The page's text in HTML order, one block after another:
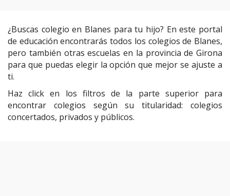
¿Buscas colegio en Blanes para tu hijo? En este portal
de educación encontrarás todos los colegios de Blanes,
pero también otras escuelas en la provincia de Girona
para que puedas elegir la opción que mejor se ajuste a
ti.
Haz click en los filtros de la parte superior para
encontrar colegios según su titularidad: colegios
concertados, privados y públicos.